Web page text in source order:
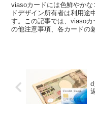
viasoカードには色鮮やか
ドデザイン所有者は利用途
す。この記事では、viaso
の他注意事項、各カードの